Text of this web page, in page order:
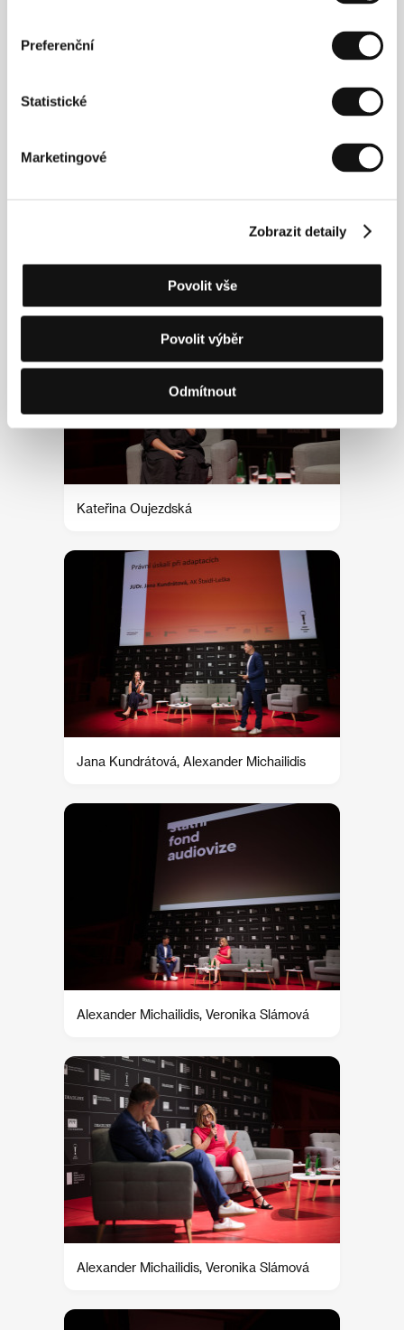
Preferenční
Statistické
Marketingové
Zobrazit detaily
Povolit vše
Povolit výběr
Odmítnout
Kateřina Oujezdská
Jana Kundrátová, Alexander Michailidis
Alexander Michailidis, Veronika Slámová
Alexander Michailidis, Veronika Slámová